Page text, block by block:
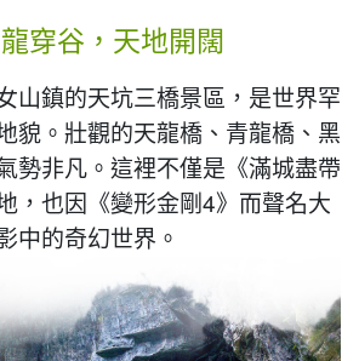
穿谷，天地開闊
山鎮的天坑三橋景區，是世界罕
貌。壯觀的天龍橋、青龍橋、黑
勢非凡。這裡不僅是《滿城盡帶
，也因《變形金剛4》而聲名大
中的奇幻世界。